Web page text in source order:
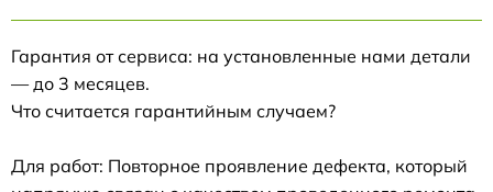
Гарантия от сервиса: на установленные нами детали
— до 3 месяцев.
Что считается гарантийным случаем?
Для работ: Повторное проявление дефекта, который